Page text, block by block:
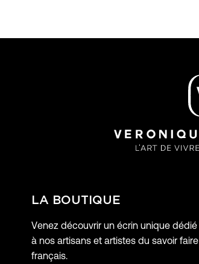
LA BOUTIQUE
Venez découvrir un écrin unique dédié
à nos artisans et artistes du savoir faire
français.